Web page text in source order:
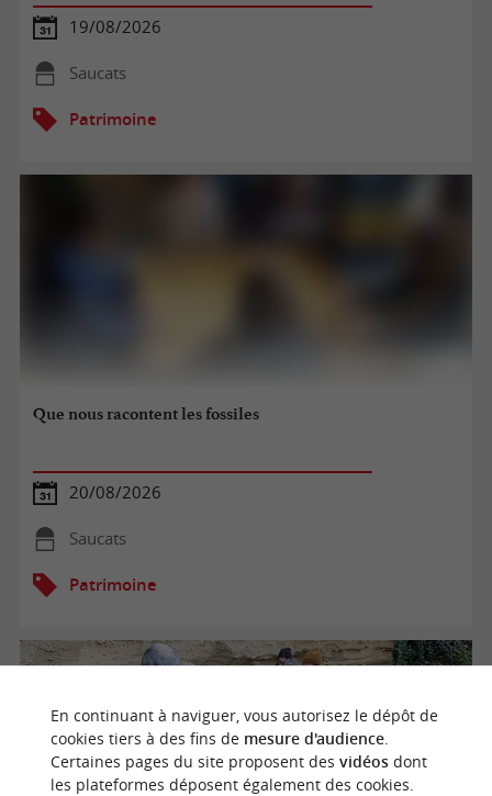
19/08/2026
Saucats
Patrimoine
Que nous racontent les fossiles
20/08/2026
Saucats
Patrimoine
En continuant à naviguer, vous autorisez le dépôt de
cookies tiers à des fins de mesure d'audience.
Certaines pages du site proposent des vidéosdont
les plateformes déposent également des cookies.